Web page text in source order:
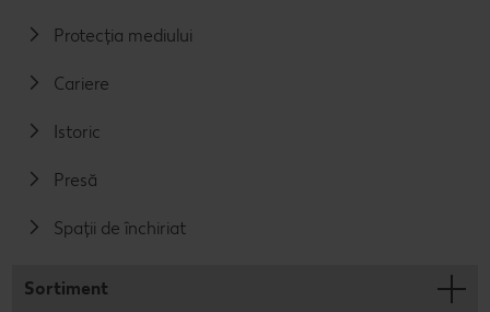
Protecția mediului
Cariere
Istoric
Presă
Spații de închiriat
Sortiment